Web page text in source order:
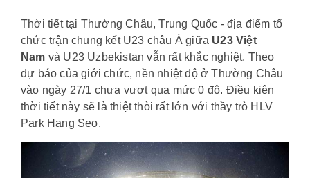
Thời tiết tại Thường Châu, Trung Quốc - địa điểm tổ
chức trận chung kết U23 châu Á giữa U23 Việt
Nam và U23 Uzbekistan vẫn rất khắc nghiệt. Theo
dự báo của giới chức, nền nhiệt độ ở Thường Châu
vào ngày 27/1 chưa vượt qua mức 0 độ. Điều kiện
thời tiết này sẽ là thiệt thòi rất lớn với thầy trò HLV
Park Hang Seo.